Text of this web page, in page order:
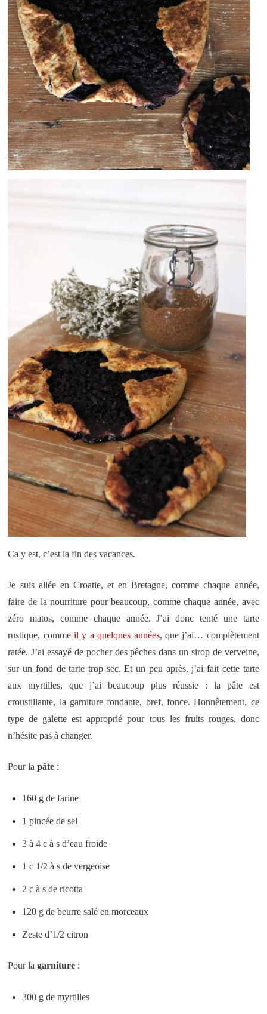
Ca y est, c’est la fin des vacances.
Je suis allée en Croatie, et en Bretagne, comme chaque année,
faire de la nourriture pour beaucoup, comme chaque année, avec
zéro matos, comme chaque année. J’ai donc tenté une tarte
rustique, commeil y a quelques années, que j’ai… complètement
ratée. J’ai essayé de pocher des pêches dans un sirop de verveine,
sur un fond de tarte trop sec. Et un peu après, j’ai fait cette tarte
aux myrtilles, que j’ai beaucoup plus réussie : la pâte est
croustillante, la garniture fondante, bref, fonce. Honnêtement, ce
type de galette est approprié pour tous les fruits rouges, donc
n’hésite pas à changer.
Pour la pâte :
160 g de farine
1 pincée de sel
3 à 4 c à s d’eau froide
1 c 1/2 à s de vergeoise
2 c à s de ricotta
120 g de beurre salé en morceaux
Zeste d’1/2 citron
Pour lagarniture :
300 g de myrtilles